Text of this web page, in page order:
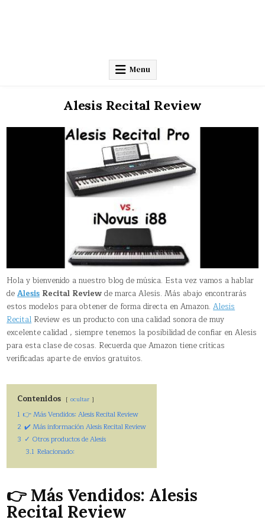
Menu
Alesis Recital Review
Hola y bienvenido a nuestro blog de música. Esta vez vamos a hablar
deAlesisRecital Reviewde marca Alesis. Más abajo encontrarás
estos modelos para obtener de forma directa en Amazon.Alesis
RecitalReview es un producto con una calidad sonora de muy
excelente calidad , siempre tenemos la posibilidad de confiar en Alesis
para esta clase de cosas. Recuerda que Amazon tiene críticas
verificadas aparte de envíos gratuitos.
Contenidos ocultar
1 👉 Más Vendidos: Alesis Recital Review
2 ✔️ Más información Alesis Recital Review
3 ✓ Otros productos de Alesis
3.1 Relacionado:
👉 Más Vendidos: Alesis
Recital Review